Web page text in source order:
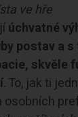
ve hře
úchvatné
postav a
skvěle
. To, jak ti
osobních